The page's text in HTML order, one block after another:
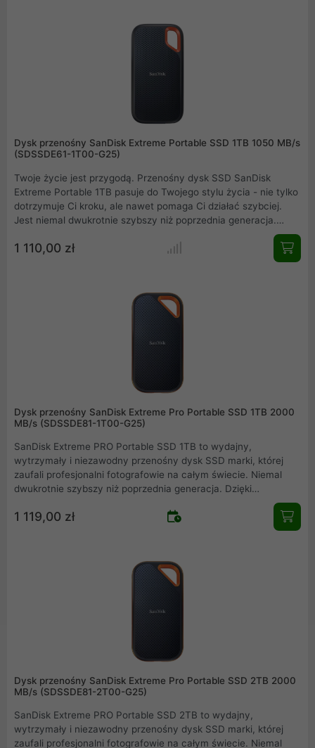
umożliwia bezpieczne przechowywanie dużych ilości danych.
Dysk przenośny SanDisk Extreme Portable SSD 1TB 1050 MB/s
(SDSSDE61-1T00-G25)
Twoje życie jest przygodą. Przenośny dysk SSD SanDisk
Extreme Portable 1TB pasuje do Twojego stylu życia - nie tylko
dotrzymuje Ci kroku, ale nawet pomaga Ci działać szybciej.
Jest niemal dwukrotnie szybszy niż poprzednia generacja.
Uzyskaj szybką wydajność dysku SSD NVMe z prędkością
odczytu do 1050 MB/s i prędkością zapisu do 1000 MB/s w
przenośnym dysku, który idealnie nadaje się do tworzenia
1 110,00 zł
Dysk przenośny SanDisk Extreme Pro Portable SSD 1TB 2000
MB/s (SDSSDE81-1T00-G25)
SanDisk Extreme PRO Portable SSD 1TB to wydajny,
wytrzymały i niezawodny przenośny dysk SSD marki, której
zaufali profesjonalni fotografowie na całym świecie. Niemal
dwukrotnie szybszy niż poprzednia generacja. Dzięki
pojemności 1 TB, urządzenie doskonale sprawdza się podczas
długich sesji fotograficznych - możesz przechowywać na nim
całe portfolio lub zapisywać na bieżąco swoją pracę. Dysk
konstrukcji i małym rozmiarze, działa na komputerach PC i
1 119,00 zł
Dysk przenośny SanDisk Extreme Pro Portable SSD 2TB 2000
MB/s (SDSSDE81-2T00-G25)
SanDisk Extreme PRO Portable SSD 2TB to wydajny,
wytrzymały i niezawodny przenośny dysk SSD marki, której
zaufali profesjonalni fotografowie na całym świecie. Niemal